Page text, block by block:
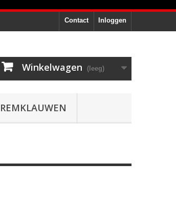
Inloggen
Contact
Winkelwagen (leeg)
REMKLAUWEN